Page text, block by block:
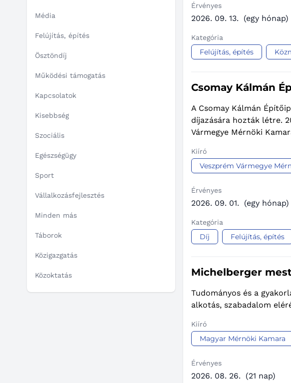
Média
Felújítás, építés
Ösztöndíj
Működési támogatás
Kapcsolatok
Kisebbség
Szociális
Egészségügy
Sport
Vállalkozásfejlesztés
Minden más
Táborok
Közigazgatás
Közoktatás
Érvényes
2026. 09. 13. (egy hónap)
Kategória
Felújítás, építés
Csomay Kálmán
A Csomay Kálmán
díjazására hozták létre.
Vármegye Mérnöki
Kiíró
Veszprém Vármegye
Érvényes
2026. 09. 01. (egy hónap)
Kategória
Díj Felújítás, építés
Michelberger
Tudományos és a
alkotás, szabadalom
Kiíró
Magyar Mérnöki Kamara
Érvényes
2026. 08. 26. (21 nap)